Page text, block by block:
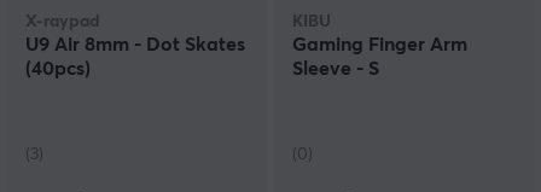
X-raypad
U9 Air 8mm - Dot Skates
(40pcs)
(3)
KIBU
Gaming Finger Arm
Sleeve - S
(0)